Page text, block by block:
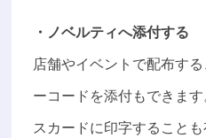
・ノベルティへ添付する
店舗やイベントで配布す
ーコードを添付もできま
スカードに印字することも